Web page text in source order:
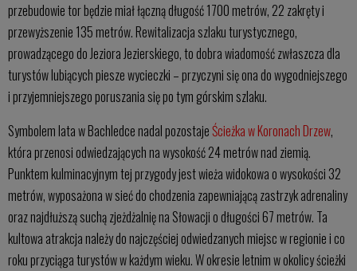
przebudowie tor będzie miał łączną długość 1700 metrów, 22 zakręty i
przewyższenie 135 metrów. Rewitalizacja szlaku turystycznego,
prowadzącego do Jeziora Jezierskiego, to dobra wiadomość zwłaszcza dla
turystów lubiących piesze wycieczki – przyczyni się ona do wygodniejszego
i przyjemniejszego poruszania się po tym górskim szlaku.
Symbolem lata w Bachledce nadal pozostajeŚcieżka w Koronach Drzew,
która przenosi odwiedzających na wysokość 24 metrów nad ziemią.
Punktem kulminacyjnym tej przygody jest wieża widokowa o wysokości 32
metrów, wyposażona w sieć do chodzenia zapewniającą zastrzyk adrenaliny
oraz najdłuższą suchą zjeżdżalnię na Słowacji o długości 67 metrów. Ta
kultowa atrakcja należy do najczęściej odwiedzanych miejsc w regionie i co
roku przyciąga turystów w każdym wieku. W okresie letnim w okolicy ścieżki